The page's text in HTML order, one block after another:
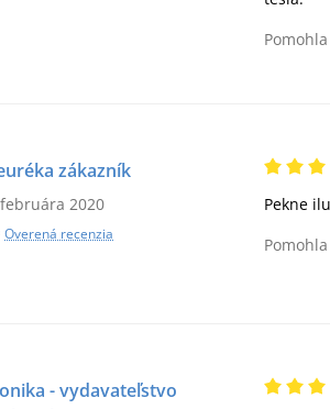
zákazník
2020
Overená recenzia
Pekne
- vydavateľstvo